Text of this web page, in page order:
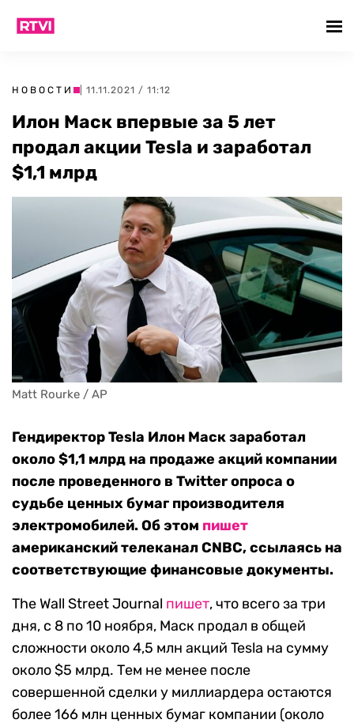
НОВОСТИ | 11.11.2021 / 11:12
Илон Маск впервые за 5 лет
продал акции Tesla и заработал
$1,1 млрд
Matt Rourke / AP
Гендиректор Tesla Илон Маск заработал
около $1,1 млрд на продаже акций компании
после проведенного в Twitter опроса о
судьбе ценных бумаг производителя
электромобилей. Об этом пишет
американский телеканал CNBC, ссылаясь на
соответствующие финансовые документы.
The Wall Street Journal пишет, что всего за три
дня, с 8 по 10 ноября, Маск продал в общей
сложности около 4,5 млн акций Tesla на сумму
около $5 млрд. Тем не менее после
совершенной сделки у миллиардера остаются
более 166 млн ценных бумаг компании (около